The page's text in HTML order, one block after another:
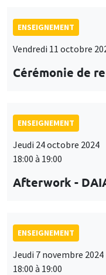
ENSEIGNEMENT
Vendredi 11 octobre
Cérémonie de
ENSEIGNEMENT
Jeudi 24 octobre 2024
18:00 à 19:00
Afterwork -
ENSEIGNEMENT
Jeudi 7 novembre 2024
18:00 à 19:00